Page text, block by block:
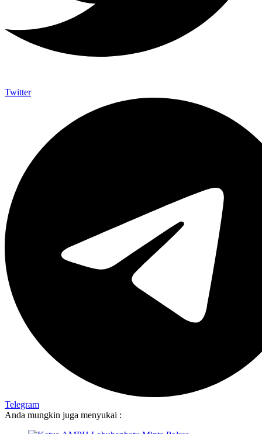
Twitter
Telegram
Anda mungkin juga menyukai :